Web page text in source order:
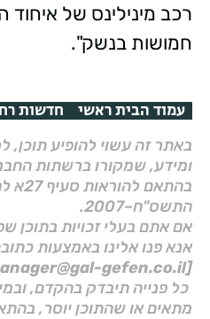
רכב מינילינס של
חמושות בנשק".
עמוד הבית ראשי חדשות
באתר זה עשוי להופיע תוכן,
ומידע, שמקורו ברשתות
בהתאם
התשס"ח–2007.
אם אתם בעלי זכויות בתוכן
אנא פנו אלינו באמצעות
[Manager@gal-gefen.co.il]
כל פנייה תיבדק בהקדם,
מתאים או שהתוכן יוסר,